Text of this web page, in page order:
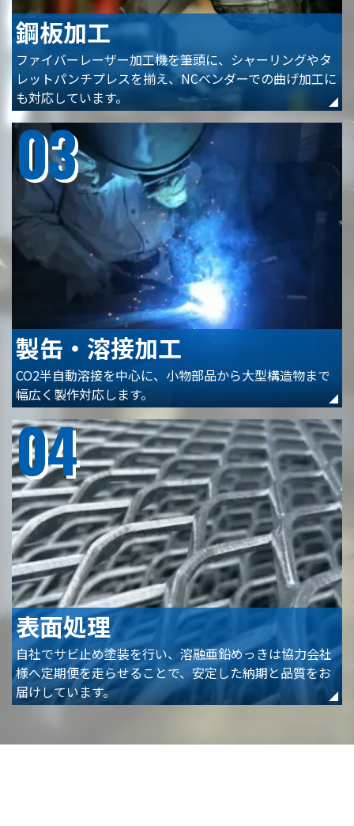
鋼板加工
ファイバーレーザー加工機を筆頭に、シャーリングやタ
レットパンチプレスを揃え、NCベンダーでの曲げ加工に
も対応しています。
03
製缶・溶接加工
CO2半自動溶接を中心に、小物部品から大型構造物まで
幅広く製作対応します。
04
表面処理
自社でサビ止め塗装を行い、溶融亜鉛めっきは協力会社
様へ定期便を走らせることで、安定した納期と品質をお
届けしています。